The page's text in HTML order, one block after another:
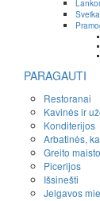
PARAGAUTI
Restoranai
Kavinės ir
Konditerijos
Arbatinės,
Greito
Picerijos
Išsinešti
Jelgavos